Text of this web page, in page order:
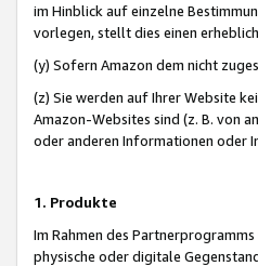
im Hinblick auf einzelne
vorlegen, stellt dies einen
(y) Sofern Amazon dem nicht
(z) Sie werden auf Ihrer Website
Amazon-Websites sind (z. B. von
oder anderen Informationen oder
1. Produkte
Im Rahmen des
physische oder digitale